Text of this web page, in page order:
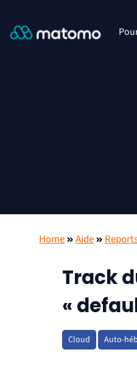
Home Aide
Track
«
Cloud Auto-